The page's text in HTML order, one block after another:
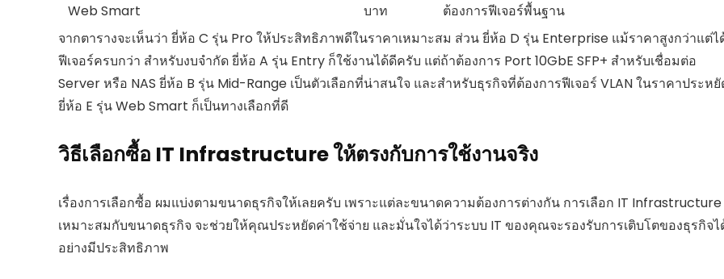
Web Smart
บาท
ต้องการฟีเจอร์พื้นฐาน
จากตารางจะเห็นว่า ยี่ห้อ C รุ่น Pro ให้ประสิทธิภาพดีในราคาเหมาะสม ส่วน ยี่ห้อ D รุ่น Enterprise แม้ราคาสูงกว่าแต่ไ
ฟีเจอร์ครบกว่า สำหรับงบจำกัด ยี่ห้อ A รุ่น Entry ก็ใช้งานได้ดีครับ แต่ถ้าต้องการ Port 10GbE SFP+ สำหรับเชื่อมต่อ
Server หรือ NAS ยี่ห้อ B รุ่น Mid-Range เป็นตัวเลือกที่น่าสนใจ และสำหรับธุรกิจที่ต้องการฟีเจอร์ VLAN ในราคาประห
ยี่ห้อ E รุ่น Web Smart ก็เป็นทางเลือกที่ดี
วิธีเลือกซื้อ IT Infrastructure ให้ตรงกับการใช้งานจริง
เรื่องการเลือกซื้อ ผมแบ่งตามขนาดธุรกิจให้เลยครับ เพราะแต่ละขนาดความต้องการต่างกัน การเลือก IT
เหมาะสมกับขนาดธุรกิจ จะช่วยให้คุณประหยัดค่าใช้จ่าย และมั่นใจได้ว่าระบบ IT ของคุณจะรองรับการเติบโตของธุรกิจไ
อย่างมีประสิทธิภาพ